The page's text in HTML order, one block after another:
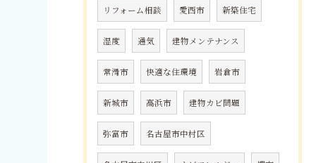
リフォーム相談 愛西市 新築住宅
湿度 通気 建物メンテナンス
常滑市 快適な住環境 岩倉市
新城市 高浜市 建物カビ問題
弥富市 名古屋市中村区